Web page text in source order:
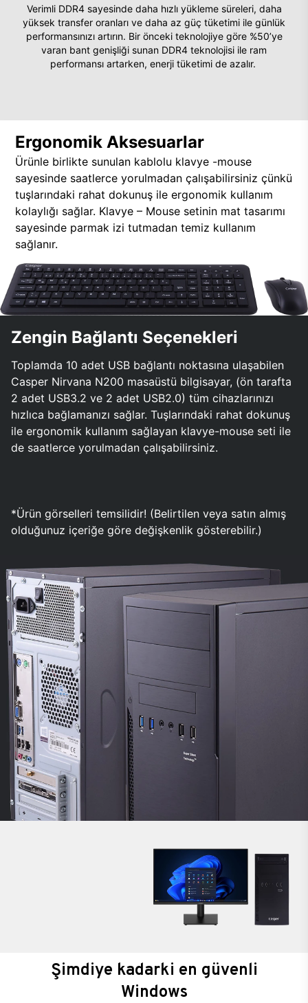
Verimli DDR4 sayesinde daha hızlı yükleme süreleri, daha
yüksek transfer oranları ve daha az güç tüketimi ile günlük
performansınızı artırın. Bir önceki teknolojiye göre %50’ye
varan bant genişliği sunan DDR4 teknolojisi ile ram
performansı artarken, enerji tüketimi de azalır.
Ergonomik Aksesuarlar
Ürünle birlikte sunulan kablolu klavye -mouse
sayesinde saatlerce yorulmadan çalışabilirsiniz çünkü
tuşlarındaki rahat dokunuş ile ergonomik kullanım
kolaylığı sağlar. Klavye – Mouse setinin mat tasarımı
sayesinde parmak izi tutmadan temiz kullanım
sağlanır.
Zengin Bağlantı Seçenekleri
Toplamda 10 adet USB bağlantı noktasına ulaşabilen
Casper Nirvana N200 masaüstü bilgisayar, (ön tarafta
2 adet USB3.2 ve 2 adet USB2.0) tüm cihazlarınızı
hızlıca bağlamanızı sağlar. Tuşlarındaki rahat dokunuş
ile ergonomik kullanım sağlayan klavye-mouse seti ile
de saatlerce yorulmadan çalışabilirsiniz.
*Ürün görselleri temsilidir! (Belirtilen veya satın almış
olduğunuz içeriğe göre değişkenlik gösterebilir.)
Şimdiye kadarki en güvenli
Windows